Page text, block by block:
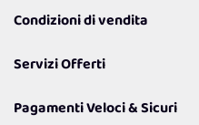
Lavora con noi
Politiche per la parità di genere
Richiamami
Resi
Condizioni di vendita
Spedizioni
Cookie Policy
Servizi Offerti
Pagamenti Veloci & Sicuri